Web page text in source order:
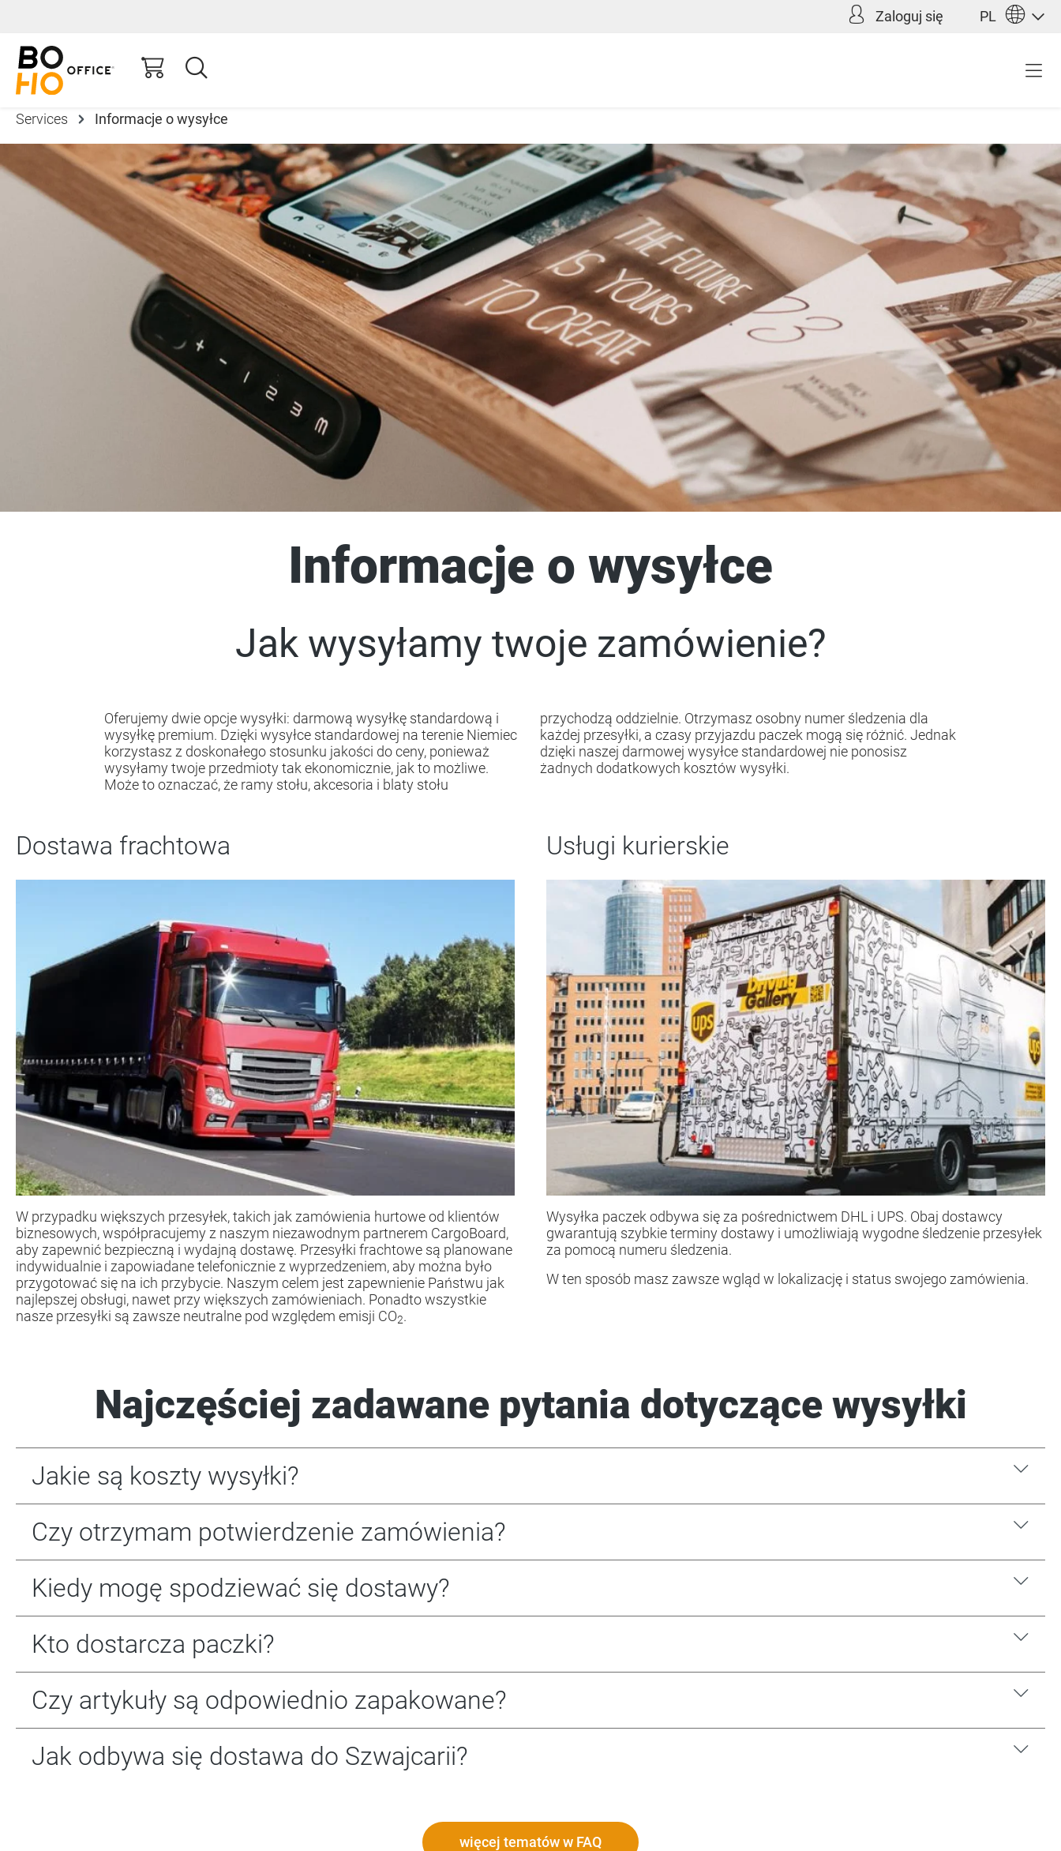
Zaloguj się PL
Services Informacje o wysyłce
Informacje o wysyłce
Jak wysyłamy twoje zamówienie?
Oferujemy dwie opcje wysyłki: darmową wysyłkę standardową i
wysyłkę premium. Dzięki wysyłce standardowej na terenie Niemiec
korzystasz z doskonałego stosunku jakości do ceny, ponieważ
wysyłamy twoje przedmioty tak ekonomicznie, jak to możliwe.
Może to oznaczać, że ramy stołu, akcesoria i blaty stołu
przychodzą oddzielnie. Otrzymasz osobny numer śledzenia dla
każdej przesyłki, a czasy przyjazdu paczek mogą się różnić. Jednak
dzięki naszej darmowej wysyłce standardowej nie ponosisz
żadnych dodatkowych kosztów wysyłki.
Dostawa frachtowa
W przypadku większych przesyłek, takich jak zamówienia hurtowe od klientów
biznesowych, współpracujemy z naszym niezawodnym partnerem CargoBoard,
aby zapewnić bezpieczną i wydajną dostawę. Przesyłki frachtowe są planowane
indywidualnie i zapowiadane telefonicznie z wyprzedzeniem, aby można było
przygotować się na ich przybycie. Naszym celem jest zapewnienie Państwu jak
najlepszej obsługi, nawet przy większych zamówieniach. Ponadto wszystkie
nasze przesyłki są zawsze neutralne pod względem emisji CO2.
Usługi kurierskie
Wysyłka paczek odbywa się za pośrednictwem DHL i UPS. Obaj dostawcy
gwarantują szybkie terminy dostawy i umożliwiają wygodne śledzenie przesyłek
za pomocą numeru śledzenia.
W ten sposób masz zawsze wgląd w lokalizację i status swojego zamówienia.
Najczęściej zadawane pytania dotyczące wysyłki
Jakie są koszty wysyłki?
Czy otrzymam potwierdzenie zamówienia?
Kiedy mogę spodziewać się dostawy?
Kto dostarcza paczki?
Czy artykuły są odpowiednio zapakowane?
Jak odbywa się dostawa do Szwajcarii?
więcej tematów w FAQ